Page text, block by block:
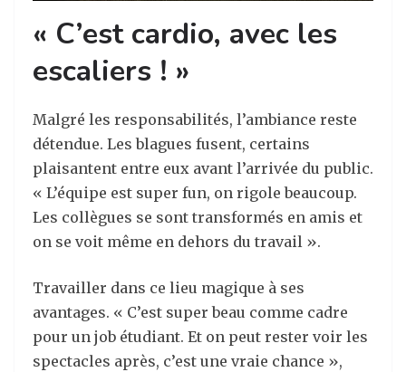
« C’est cardio, avec les
escaliers ! »
Malgré les responsabilités, l’ambiance reste
détendue. Les blagues fusent, certains
plaisantent entre eux avant l’arrivée du public.
« L’équipe est super fun, on rigole beaucoup.
Les collègues se sont transformés en amis et
on se voit même en dehors du travail ».
Travailler dans ce lieu magique à ses
avantages. « C’est super beau comme cadre
pour un job étudiant. Et on peut rester voir les
spectacles après, c’est une vraie chance »,